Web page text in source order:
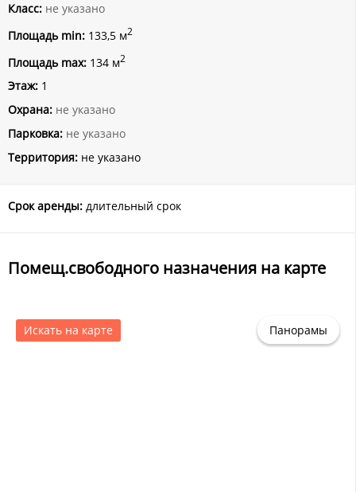
Класс: не указано
Площадь min: 133,5 м2
Площадь max: 134 м2
Этаж: 1
Охрана: не указано
Парковка: не указано
Территория: не указано
Срок аренды: длительный срок
Помещ.свободного назначения на карте
Искать на карте Панорамы